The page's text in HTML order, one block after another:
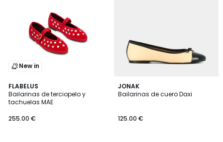
New in
FLABELUS
Bailarinas de terciopelo y
tachuelas MAE
255.00 €
2
Colores
JONAK
Bailarinas de cuero Daxi
125.00 €
4
/